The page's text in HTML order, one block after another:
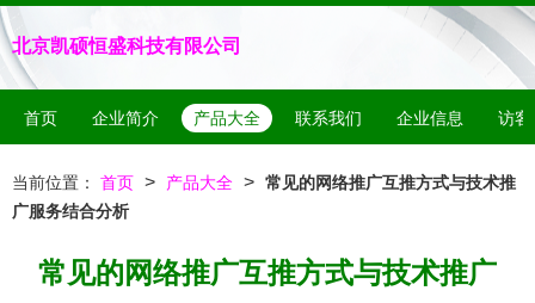
北京凯硕恒盛科技有限公司
首页 企业简介 产品大全 联系我们 企业信息 访客
当前位置： 首页 > 产品大全 > 常见的网络推广互推方式与技术推
广服务结合分析
常见的网络推广互推方式与技术推广